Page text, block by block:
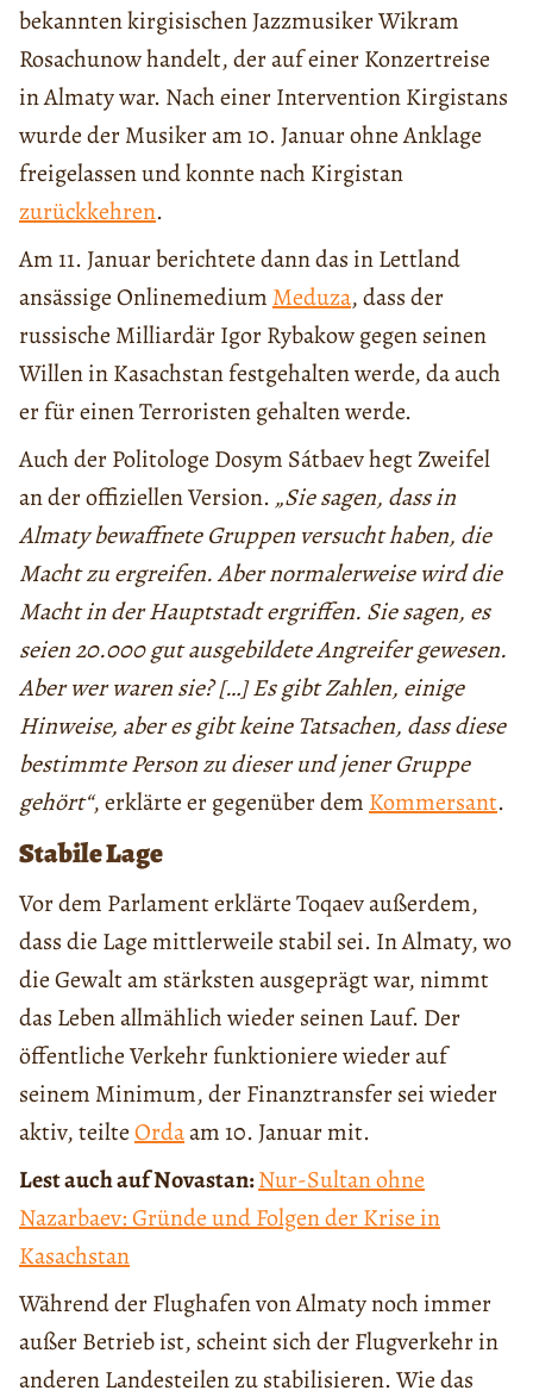
bekannten kirgisischen Jazzmusiker Wikram
Rosachunow handelt, der auf einer Konzertreise
in Almaty war. Nach einer Intervention Kirgistans
wurde der Musiker am 10. Januar ohne Anklage
freigelassen und konnte nach Kirgistan
zurückkehren.
Am 11. Januar berichtete dann das in Lettland
ansässige Onlinemedium Meduza, dass der
russische Milliardär Igor Rybakow gegen seinen
Willen in Kasachstan festgehalten werde, da auch
er für einen Terroristen gehalten werde.
Auch der Politologe Dosym Sátbaev hegt Zweifel
an der offiziellen Version. „Sie sagen, dass in
Almaty bewaffnete Gruppen versucht haben, die
Macht zu ergreifen. Aber normalerweise wird die
Macht in der Hauptstadt ergriffen. Sie sagen, es
seien 20.000 gut ausgebildete Angreifer gewesen.
Aber wer waren sie? […] Es gibt Zahlen, einige
Hinweise, aber es gibt keine Tatsachen, dass diese
bestimmte Person zu dieser und jener Gruppe
gehört“, erklärte er gegenüber dem Kommersant.
Stabile Lage
Vor dem Parlament erklärte Toqaev außerdem,
dass die Lage mittlerweile stabil sei. In Almaty, wo
die Gewalt am stärksten ausgeprägt war, nimmt
das Leben allmählich wieder seinen Lauf. Der
öffentliche Verkehr funktioniere wieder auf
seinem Minimum, der Finanztransfer sei wieder
aktiv, teilteOrdaam 10. Januar mit.
Lest auch auf Novastan:Nur-Sultan ohne
Nazarbaev: Gründe und Folgen der Krise in
Kasachstan
Während der Flughafen von Almaty noch immer
außer Betrieb ist, scheint sich der Flugverkehr in
anderen Landesteilen zu stabilisieren. Wie das